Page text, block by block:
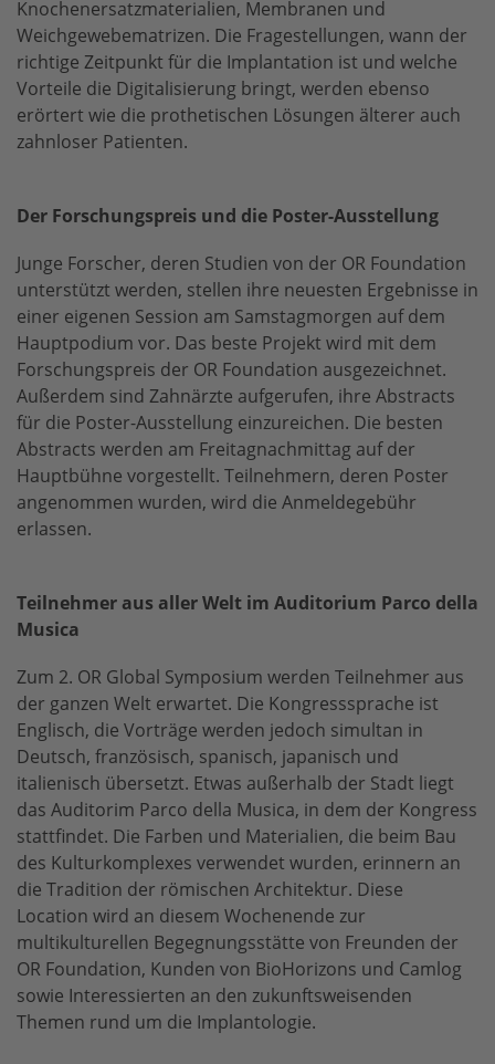
Knochenersatzmaterialien, Membranen und
Weichgewebematrizen. Die Fragestellungen, wann der
richtige Zeitpunkt für die Implantation ist und welche
Vorteile die Digitalisierung bringt, werden ebenso
erörtert wie die prothetischen Lösungen älterer auch
zahnloser Patienten.
Der Forschungspreis und die Poster-Ausstellung
Junge Forscher, deren Studien von der OR Foundation
unterstützt werden, stellen ihre neuesten Ergebnisse in
einer eigenen Session am Samstagmorgen auf dem
Hauptpodium vor. Das beste Projekt wird mit dem
Forschungspreis der OR Foundation ausgezeichnet.
Außerdem sind Zahnärzte aufgerufen, ihre Abstracts
für die Poster-Ausstellung einzureichen. Die besten
Abstracts werden am Freitagnachmittag auf der
Hauptbühne vorgestellt. Teilnehmern, deren Poster
angenommen wurden, wird die Anmeldegebühr
erlassen.
Teilnehmer aus aller Welt im Auditorium Parco della
Musica
Zum 2. OR Global Symposium werden Teilnehmer aus
der ganzen Welt erwartet. Die Kongresssprache ist
Englisch, die Vorträge werden jedoch simultan in
Deutsch, französisch, spanisch, japanisch und
italienisch übersetzt. Etwas außerhalb der Stadt liegt
das Auditorim Parco della Musica, in dem der Kongress
stattfindet. Die Farben und Materialien, die beim Bau
des Kulturkomplexes verwendet wurden, erinnern an
die Tradition der römischen Architektur. Diese
Location wird an diesem Wochenende zur
multikulturellen Begegnungsstätte von Freunden der
OR Foundation, Kunden von BioHorizons und Camlog
sowie Interessierten an den zukunftsweisenden
Themen rund um die Implantologie.